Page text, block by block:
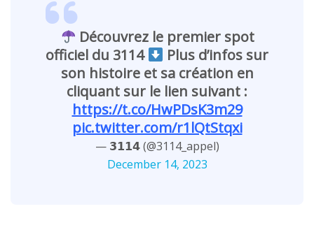
Découvrez le premier spot
officiel du 3114
Plus d’infos sur
son histoire et sa création en
cliquant sur le lien suivant :
https://t.co/HwPDsK3m29
pic.twitter.com/r1lQtStqxi
— 𝟯𝟭𝟭𝟰 (@3114_appel)
December 14, 2023